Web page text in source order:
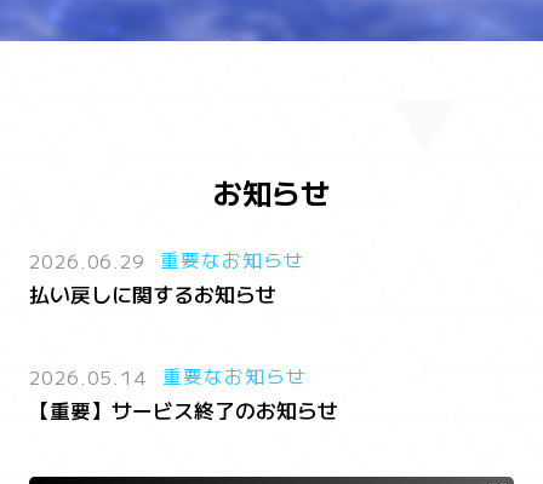
お知らせ
2026.06.29 重要なお知らせ
払い戻しに関するお知らせ
2026.05.14 重要なお知らせ
【重要】サービス終了のお知らせ